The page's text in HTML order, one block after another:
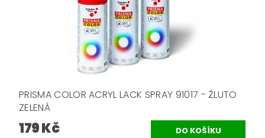
PRISMA COLOR ACRYL LACK SPRAY 91017 - ŽLUTO
ZELENÁ
179 Kč